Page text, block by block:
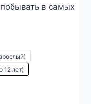
в самых
12 лет)